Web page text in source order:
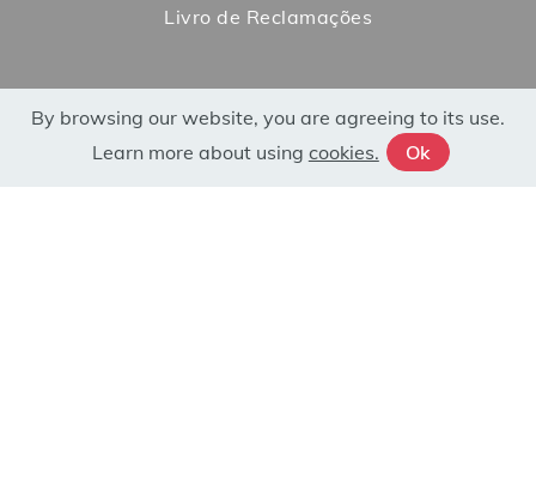
Livro de Reclamações
By browsing our website, you are agreeing to its use.
Learn more about using cookies. Ok